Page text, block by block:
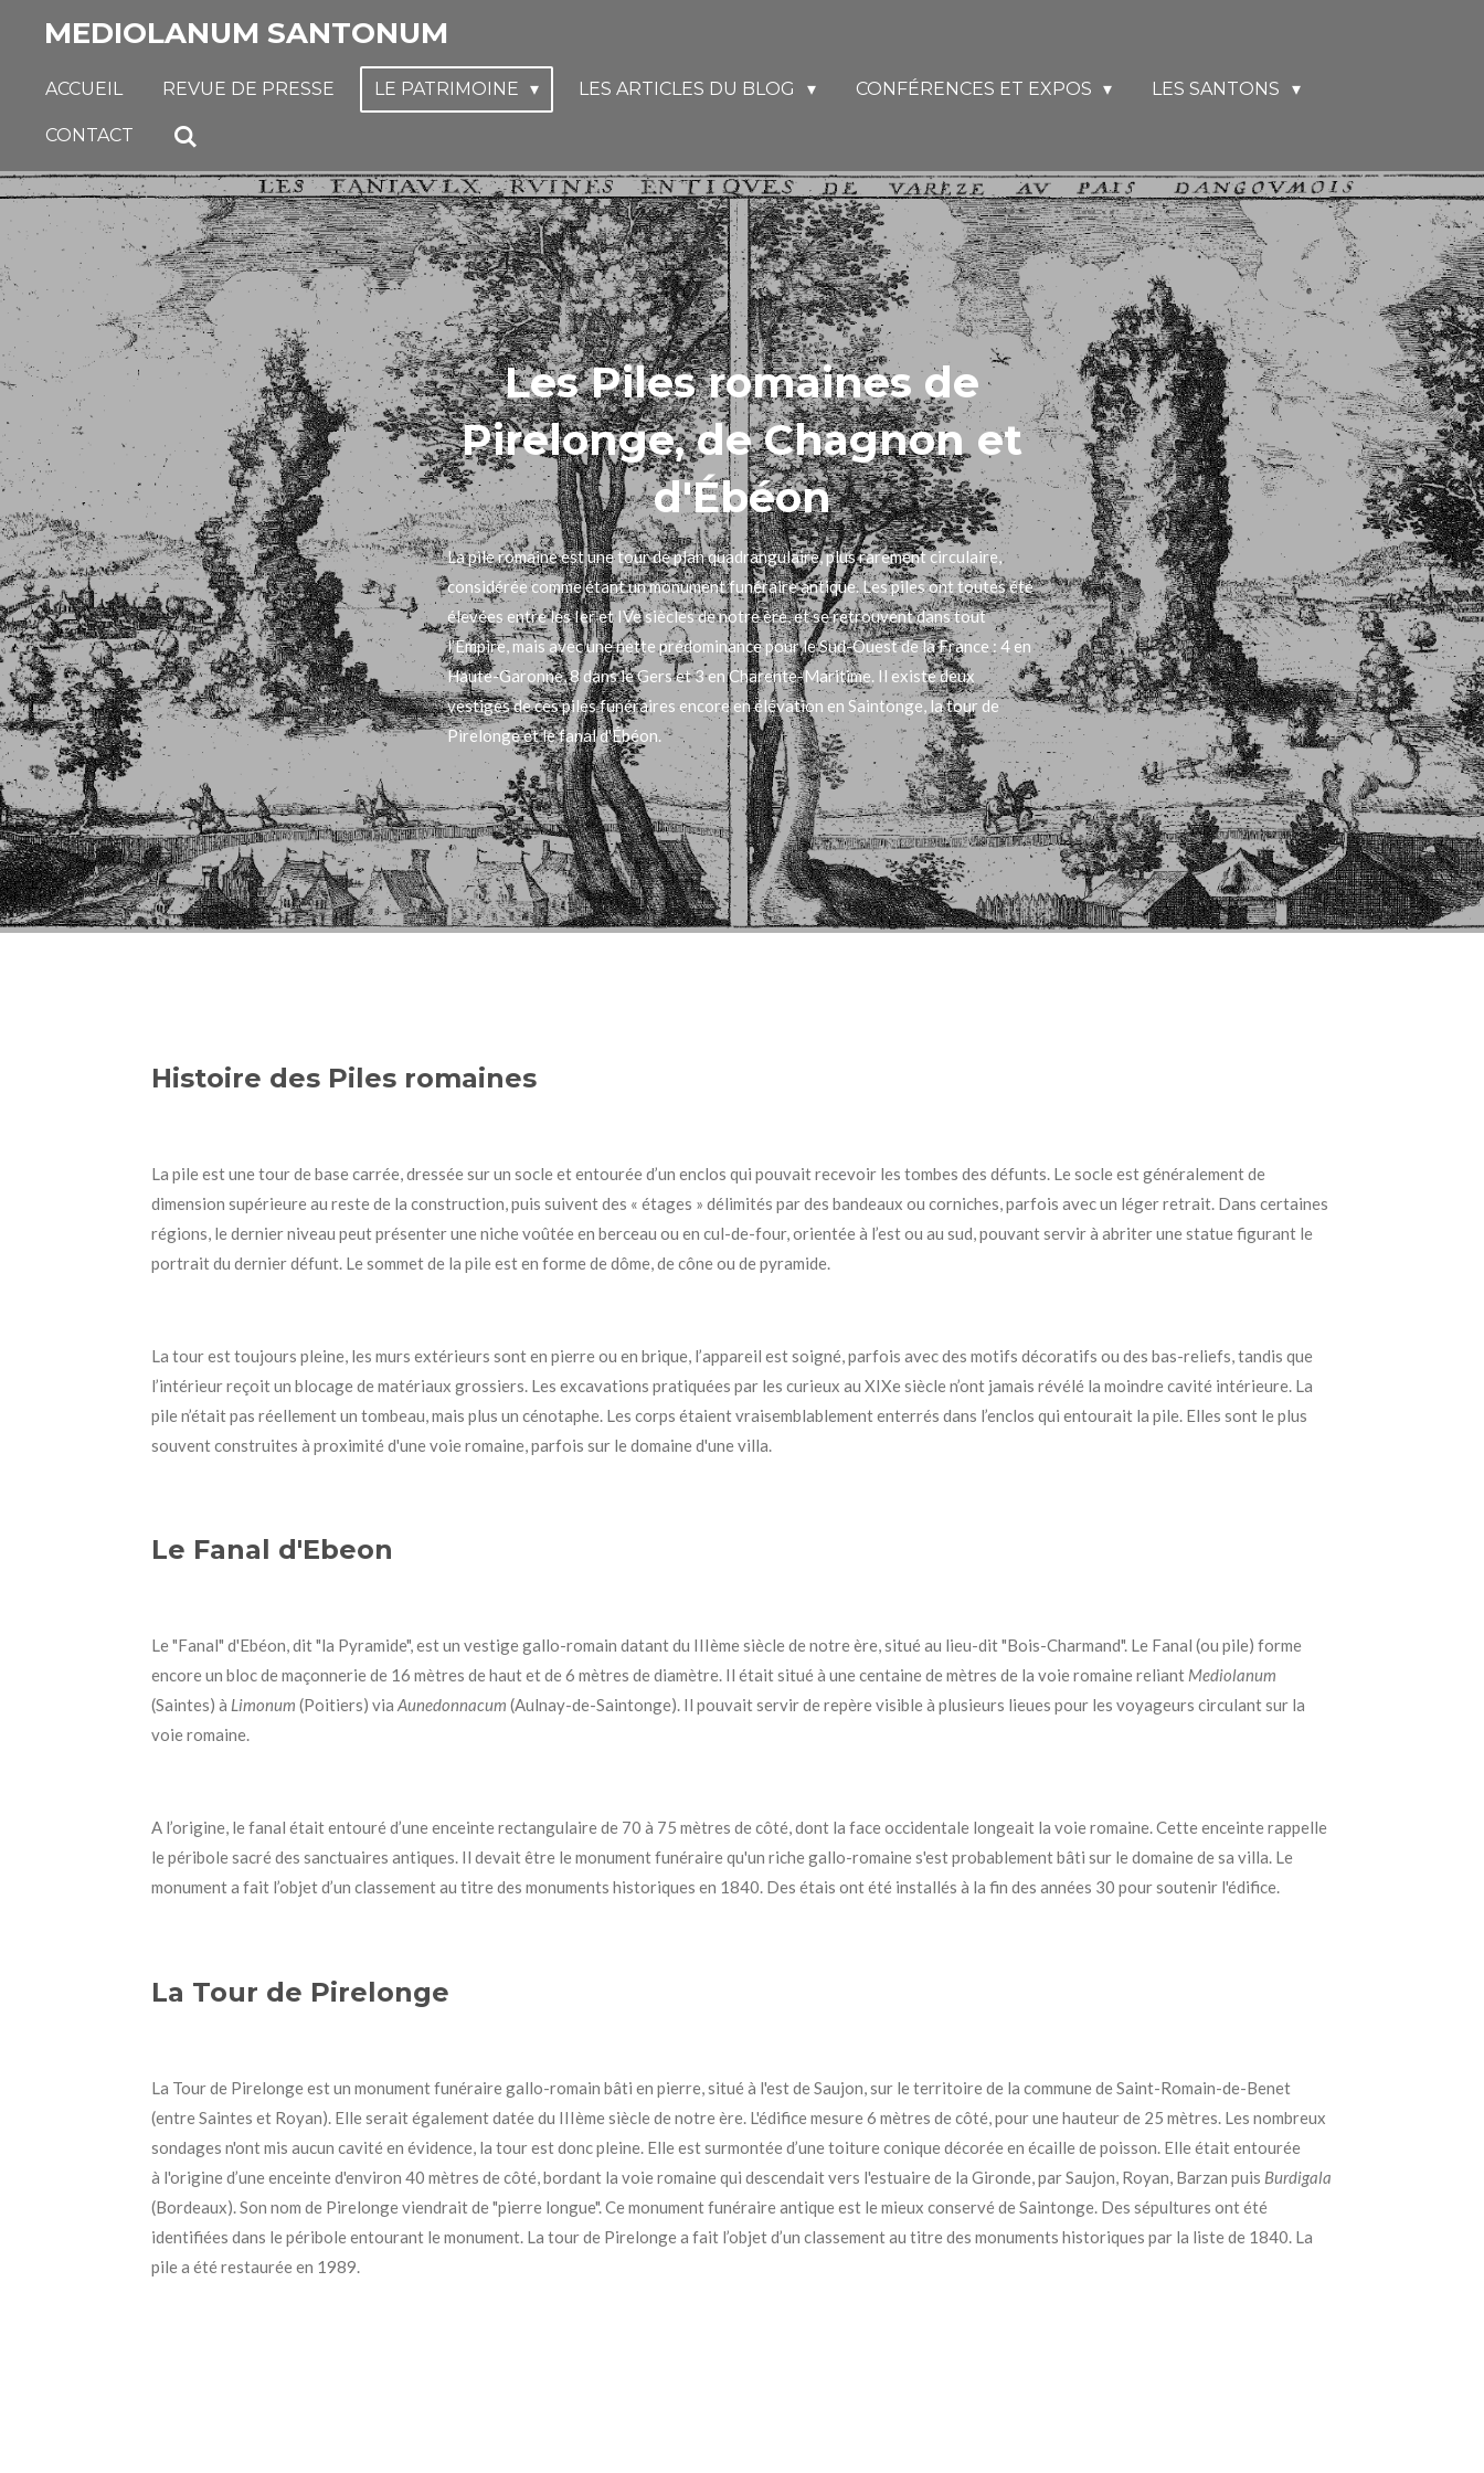
Passer
contenu
MEDIOLANUM SANTONUM
ACCUEIL REVUE DE PRESSE LE PATRIMOINE LES ARTICLES DU BLOG CONFÉRENCES ET EXPOS LES SANTONS
CONTACT
Les Piles romaines de
Pirelonge, de Chagnon et
d'Ébéon
La pile romaine est une tour de plan quadrangulaire, plus rarement circulaire,
considérée comme étant un monument funéraire antique. Les piles ont toutes été
élevées entre les Ier et IVe siècles de notre ère, et se retrouvent dans tout
l’Empire, mais avec une nette prédominance pour le Sud-Ouest de la France : 4 en
Haute-Garonne, 8 dans le Gers et 3 en Charente-Maritime. Il existe deux
vestiges de ces piles funéraires encore en élévation en Saintonge, la tour de
Pirelonge et le fanal d'Ébéon.
Histoire des Piles romaines
La pile est une tour de base carrée, dressée sur un socle et entourée d’un enclos qui pouvait recevoir les tombes des défunts. Le socle est généralement de
dimension supérieure au reste de la construction, puis suivent des « étages » délimités par des bandeaux ou corniches, parfois avec un léger retrait. Dans certaines
régions, le dernier niveau peut présenter une niche voûtée en berceau ou en cul-de-four, orientée à l’est ou au sud, pouvant servir à abriter une statue figurant le
portrait du dernier défunt. Le sommet de la pile est en forme de dôme, de cône ou de pyramide.
La tour est toujours pleine, les murs extérieurs sont en pierre ou en brique, l’appareil est soigné, parfois avec des motifs décoratifs ou des bas-reliefs, tandis que
l’intérieur reçoit un blocage de matériaux grossiers. Les excavations pratiquées par les curieux au XIXe siècle n’ont jamais révélé la moindre cavité intérieure. La
pile n’était pas réellement un tombeau, mais plus un cénotaphe. Les corps étaient vraisemblablement enterrés dans l’enclos qui entourait la pile. Elles sont le plus
souvent construites à proximité d'une voie romaine, parfois sur le domaine d'une villa.
Le Fanal d'Ebeon
Le "Fanal" d'Ebéon, dit "la Pyramide", est un vestige gallo-romain datant du IIIème siècle de notre ère, situé au lieu-dit "Bois-Charmand". Le Fanal (ou pile) forme
encore un bloc de maçonnerie de 16 mètres de haut et de 6 mètres de diamètre. Il était situé à une centaine de mètres de la voie romaine reliant Mediolanum
(Saintes) à Limonum (Poitiers) via Aunedonnacum (Aulnay-de-Saintonge). Il pouvait servir de repère visible à plusieurs lieues pour les voyageurs circulant sur la
voie romaine.
A l’origine, le fanal était entouré d’une enceinte rectangulaire de 70 à 75 mètres de côté, dont la face occidentale longeait la voie romaine. Cette enceinte rappelle
le péribole sacré des sanctuaires antiques. Il devait être le monument funéraire qu'un riche gallo-romaine s'est probablement bâti sur le domaine de sa villa. Le
monument a fait l’objet d’un classement au titre des monuments historiques en 1840. Des étais ont été installés à la fin des années 30 pour soutenir l'édifice.
La Tour de Pirelonge
La Tour de Pirelonge est un monument funérairegallo-romain bâti en pierre, situé à l'est de Saujon, sur le territoire de la commune de Saint-Romain-de-Benet
(entre Saintes et Royan). Elle serait également datée du IIIème siècle de notre ère. L'édifice mesure6 mètres de côté, pour une hauteur de 25 mètres. Les nombreux
sondages n'ont mis aucun cavité en évidence, la tour est donc pleine. Elle est surmontée d’une toiture conique décoréeen écaille de poisson . Elle était entourée
à l'origined’une enceinte d'environ 40 mètres de côté, bordant la voie romaine qui descendait vers l'estuaire de la Gironde, par Saujon, Royan, Barzan puis Burdigala
(Bordeaux). Son nom de Pirelonge viendrait de "pierre longue". Ce monument funéraire antique est le mieux conservé de Saintonge. Des sépultures ont été
identifiées dans le périboleentourant le monument. La tour de Pirelonge a fait l’objet d’un classement au titre des monuments historiques par la liste de 1840. La
pile a été restaurée en 1989.